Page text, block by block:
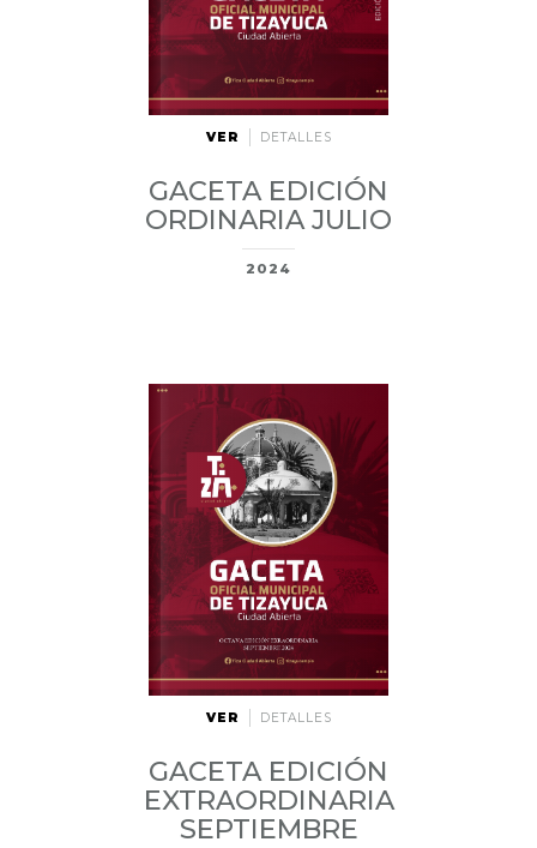
VER DETALLES
GACETA EDICIÓN
ORDINARIA JULIO
2024
VER DETALLES
GACETA EDICIÓN
EXTRAORDINARIA
SEPTIEMBRE